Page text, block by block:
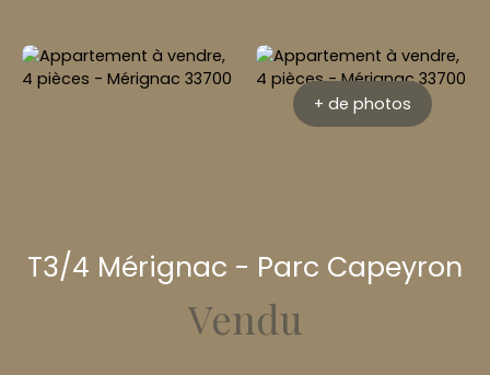
+ de photos
T3/4 Mérignac - Parc Capeyron
Vendu